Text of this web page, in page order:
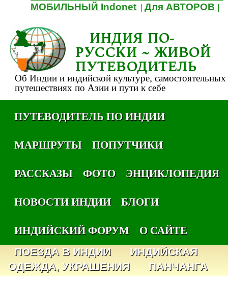
МОБИЛЬНЫЙ Indonet |Для АВТОРОВ
ИНДИЯ ПО-
РУССКИ ~ ЖИВОЙ
ПУТЕВОДИТЕЛЬ
Об Индии и индийской культуре, самостоятельных
путешествиях по Азии и пути к себе
ПУТЕВОДИТЕЛЬ ПО ИНДИИ
МАРШРУТЫ
ПОПУТЧИКИ
РАССКАЗЫ
ФОТО
ЭНЦИКЛОПЕДИЯ
НОВОСТИ ИНДИИ
БЛОГИ
ИНДИЙСКИЙ ФОРУМ
О САЙТЕ
ПОЕЗДА В ИНДИИ
ИНДИЙСКАЯ
ОДЕЖДА, УКРАШЕНИЯ
ПАНЧАНГА